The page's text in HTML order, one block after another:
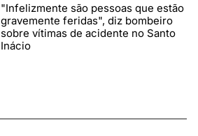
"Infelizmente são pessoas que estão
gravemente feridas", diz bombeiro
sobre vítimas de acidente no Santo
Inácio